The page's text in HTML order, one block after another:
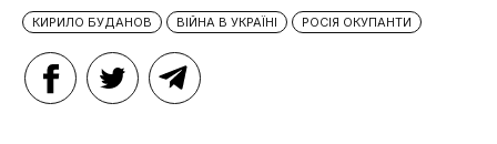
КИРИЛО БУДАНОВ ВІЙНА В УКРАЇНІ РОСІЯ ОКУПАНТИ